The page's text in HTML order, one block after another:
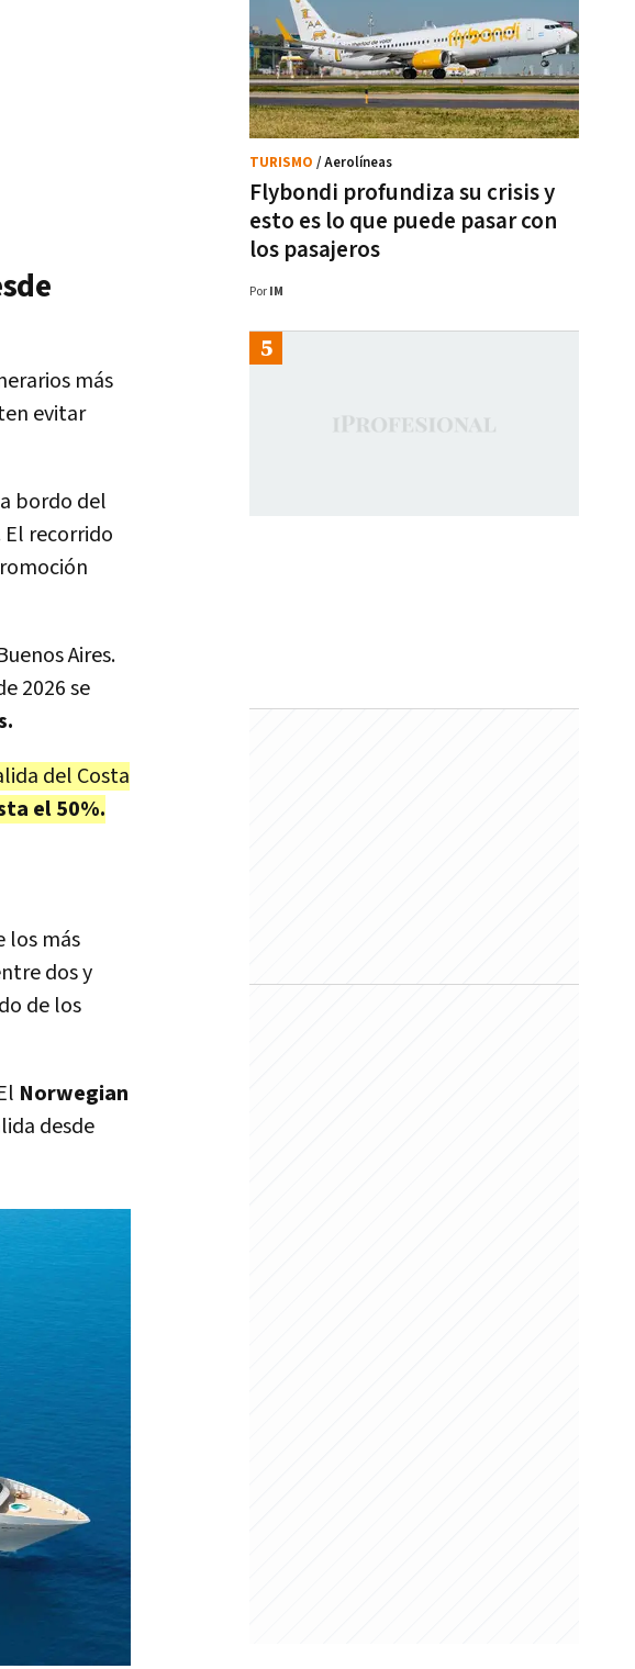
más
evitar
a bordo del
El recorrido
Aires.
2026 se
del Costa
el 50%.
los más
dos y
de los
Norwegian
desde
Flybondi profundiza su crisis y
esto es lo que puede pasar con
los pasajeros
TURISMO / Aerolíneas
Por IM